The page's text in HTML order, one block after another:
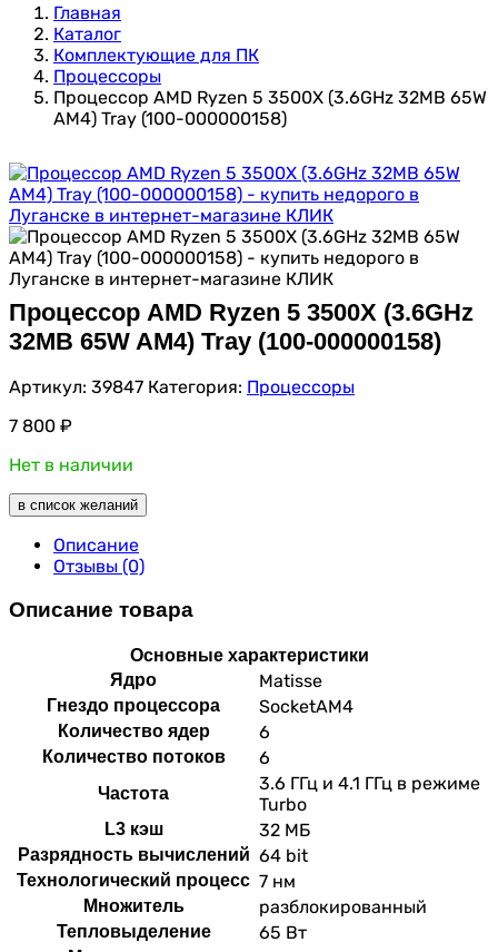
Главная
Каталог
Комплектующие для ПК
Процессоры
Процессор AMD Ryzen 5 3500X (3.6GHz 32MB 65W
AM4) Tray (100-000000158)
Процессор AMD Ryzen 5 3500X (3.6GHz
32MB 65W AM4) Tray (100-000000158)
Артикул: 39847 Категория: Процессоры
7 800 ₽
Нет в наличии
в список желаний
Описание
Отзывы (0)
Описание товара
Основные характеристики
Ядро
Matisse
Гнездо процессора SocketAM4
Количество ядер 6
Количество потоков 6
Частота
3.6 ГГц и 4.1 ГГц в режиме
Turbo
L3 кэш 32 МБ
Разрядность вычислений 64 bit
Технологический процесс 7 нм
Множитель разблокированный
Тепловыделение 65 Вт